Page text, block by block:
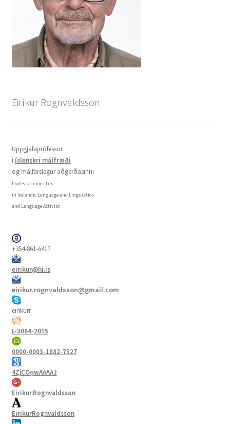
Eiríkur Rögnvaldsson
Uppgjafaprófessor
í íslenskri málfræði
og málfarslegur aðgerðasinni
Professor emeritus
in Icelandic Language and Linguistics
and Language Activist
+354-861-6417
eirikur@hi.is
eirikur.rognvaldsson@gmail.com
eirikurr
L-3064-2015
0000-0003-1882-7527
4ZjCOqwAAAAJ
Eirikur.Rognvaldsson
EirikurRognvaldsson